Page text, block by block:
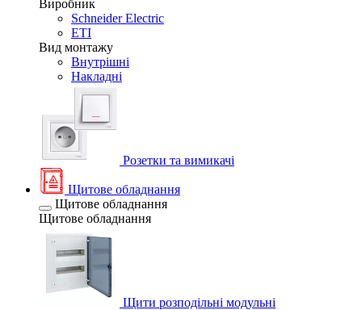
Виробник
Schneider Electric
ETI
Вид монтажу
Внутрішні
Накладні
Розетки та вимикачі
Щитове обладнання
Щитове обладнання
Щитове обладнання
Щити розподільні модульні